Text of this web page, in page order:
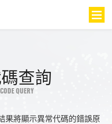
查詢
QUERY
果將顯示異常代碼的錯誤原